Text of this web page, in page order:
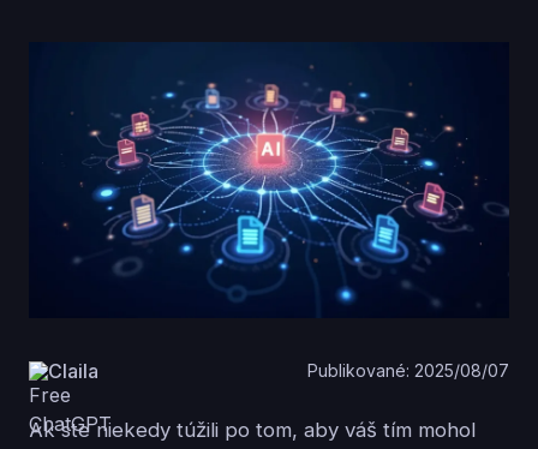
Claila Publikované: 2025/08/07
Ak ste niekedy túžili po tom, aby váš tím mohol